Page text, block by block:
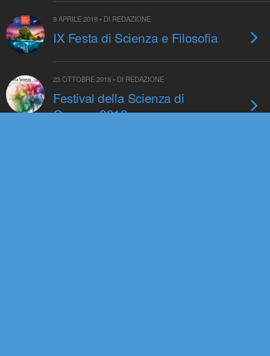
9 APRILE 2019 • DI REDAZIONE
IX Festa di Scienza e Filosofia
23 OTTOBRE 2018 • DI REDAZIONE
Festival della Scienza di
Genova 2018